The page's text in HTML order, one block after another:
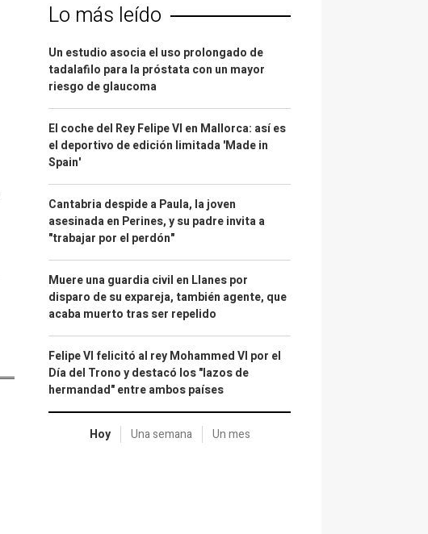
Lo más leído
Un estudio asocia el uso prolongado de
tadalafilo para la próstata con un mayor
riesgo de glaucoma
El coche del Rey Felipe VI en Mallorca: así es
el deportivo de edición limitada 'Made in
Spain'
Cantabria despide a Paula, la joven
asesinada en Perines, y su padre invita a
"trabajar por el perdón"
Muere una guardia civil en Llanes por
disparo de su expareja, también agente, que
acaba muerto tras ser repelido
Felipe VI felicitó al rey Mohammed VI por el
Día del Trono y destacó los "lazos de
hermandad" entre ambos países
Hoy Una semana Un mes